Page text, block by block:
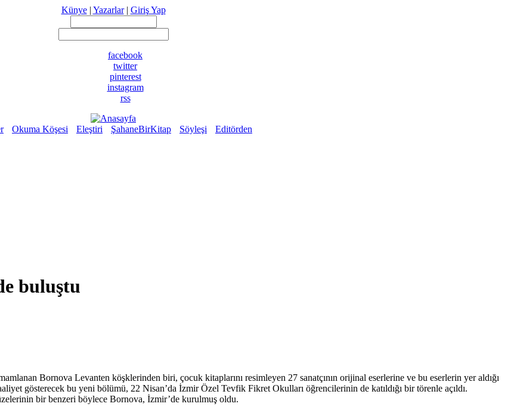
Künye| Yazarlar| Giriş Yap
facebook
twitter
pinterest
instagram
rss
Okuma Köşesi Eleştiri ŞahaneBirKitap Söyleşi
Editörden
buluştu
Bornova Levanten köşklerinden biri, çocuk kitaplarını resimleyen 27 sanatçının orijinal eserlerine ve bu eserlerin yer aldığı
gösterecek bu yeni bölümü, 22 Nisan’da İzmir Özel Tevfik Fikret Okulları öğrencilerinin de katıldığı bir törenle açıldı.
bir benzeri böylece Bornova, İzmir’de kurulmuş oldu.